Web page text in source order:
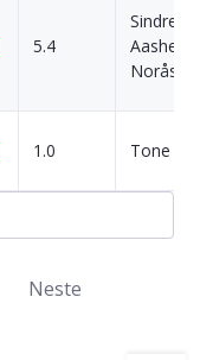
5.4
Sindre
Norås
1.0 Tone
Neste